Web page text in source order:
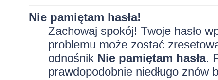
Nie pamiętam hasła!
Zachowaj spokój! Twoje hasło
problemu może zostać
odnośnik Nie pamiętam hasła.
prawdopodobnie niedługo znów